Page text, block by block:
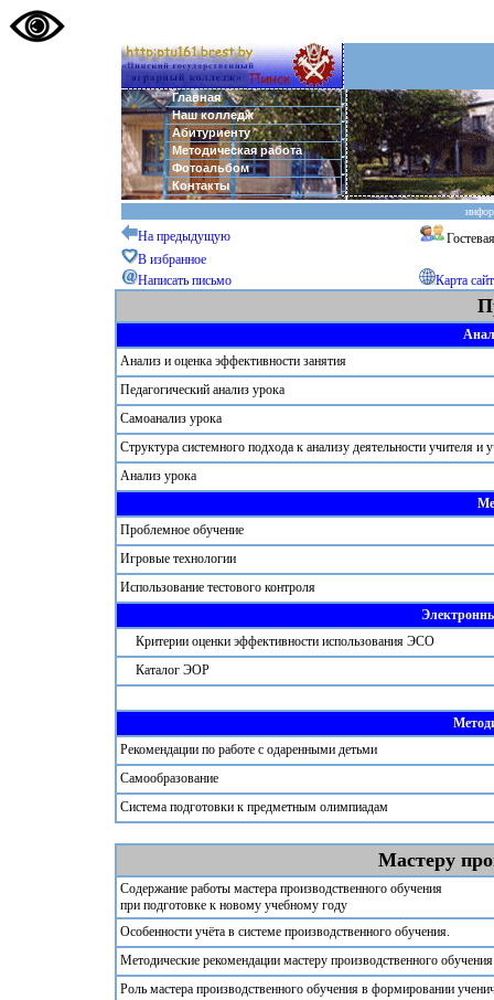
Главная
Наш колледж
Абитуриенту
Методическая работа
Фотоальбом
Контакты
На предыдущую
Гостевая
В избранное
Написать письмо
Карта
Анализ и оценка эффективности занятия
Педагогический анализ урока
Самоанализ урока
Структура системного подхода к анализу деятельности учителя и
Анализ урока
Проблемное обучение
Игровые технологии
Использование тестового контроля
Критерии оценки эффективности использования ЭСО
Каталог ЭОР
Рекомендации по работе с одаренными детьми
Самообразование
Система подготовки к предметным олимпиадам
Мастеру
Содержание работы мастера производственного обучения
при подготовке к новому учебному году
Особенности учёта в системе производственного обучения.
Методические рекомендации мастеру производственного
Роль мастера производственного обучения в формировании